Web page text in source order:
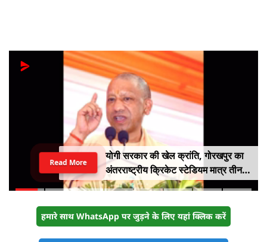
योगी सरकार की खेल क्रांति, गोरखपुर का
अंतरराष्ट्रीय क्रिकेट स्टेडियम मात्र तीन
महीने में लगभग 20% तैयार
Read More
हमारे साथ WhatsApp पर जुड़ने के लिए यहां क्लिक करें